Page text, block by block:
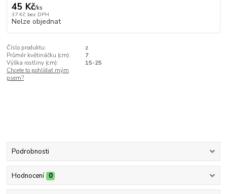
45 Kč/ks
37 Kč bez DPH
Nelze objednat
Číslo produktu:
z
Průměr květináčku (cm):
7
Výška rostliny (cm):
15-25
Chcete to pohlídat mým
psem?
Podrobnosti
Hodnocení 0